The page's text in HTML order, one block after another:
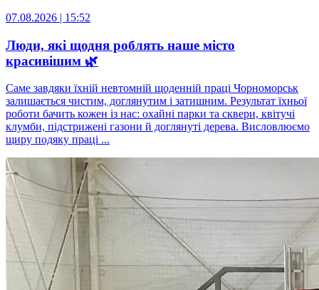
07.08.2026 | 15:52
Люди, які щодня роблять наше місто
красивішим 🌿
Саме завдяки їхній невтомній щоденній праці Чорноморськ
залишається чистим, доглянутим і затишним. Результат їхньої
роботи бачить кожен із нас: охайні парки та сквери, квітучі
клумби, підстрижені газони й доглянуті дерева. Висловлюємо
щиру подяку праці ...